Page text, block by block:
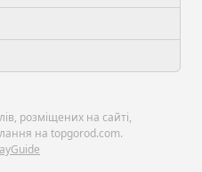
розміщених на сайті,
на topgorod.com.